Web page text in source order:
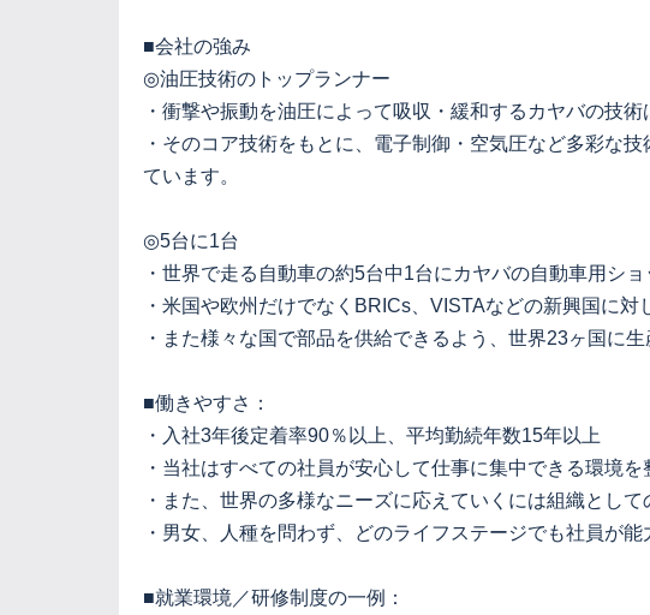
■会社の強み
◎油圧技術のトップランナー
・衝撃や振動を油圧によって吸収・緩和するカヤバの技
・そのコア技術をもとに、電子制御・空気圧など多彩な
ています。
◎5台に1台
・世界で走る自動車の約5台中1台にカヤバの自動車用シ
・米国や欧州だけでなくBRICs、VISTAなどの新興国に対
・また様々な国で部品を供給できるよう、世界23ヶ国に
■働きやすさ：
・入社3年後定着率90％以上、平均勤続年数15年以上
・当社はすべての社員が安心して仕事に集中できる環境
・また、世界の多様なニーズに応えていくには組織とし
・男女、人種を問わず、どのライフステージでも社員が
■就業環境／研修制度の一例：